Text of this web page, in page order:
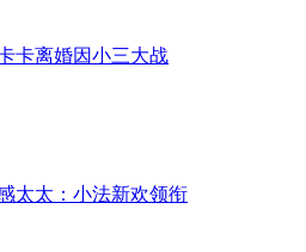
卡离婚因小三大战
太太：小法新欢领衔